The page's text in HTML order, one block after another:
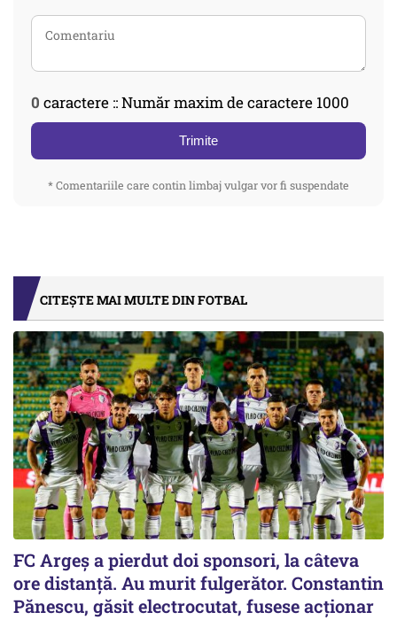
0 caractere :: Număr maxim de caractere 1000
Trimite
* Comentariile care contin limbaj vulgar vor fi suspendate
CITEȘTE MAI MULTE DIN FOTBAL
FC Argeș a pierdut doi sponsori, la câteva
ore distanță. Au murit fulgerător. Constantin
Pănescu, găsit electrocutat, fusese acționar